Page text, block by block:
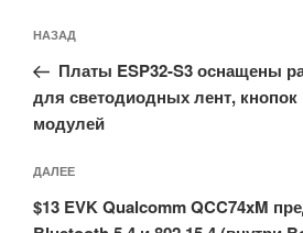
по
записям
Предыдущая
запись:
НАЗАД
Платы ESP32-S3 оснащены
для светодиодных лент,
модулей
Следующая
запись
ДАЛЕЕ
$13 EVK Qualcomm QCC74xM